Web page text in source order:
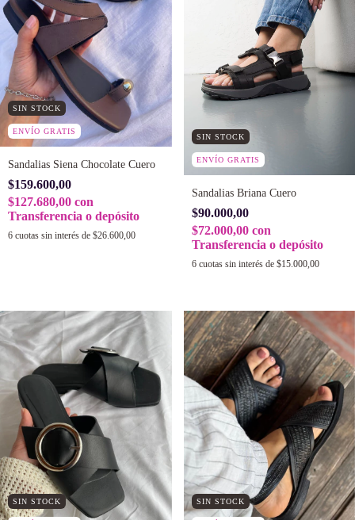
SIN STOCK
ENVÍO GRATIS
Sandalias Siena Chocolate Cuero
$159.600,00
$127.680,00 con
Transferencia o depósito
6 cuotas sin interés de $26.600,00
SIN STOCK
ENVÍO GRATIS
Sandalias Briana Cuero
$90.000,00
$72.000,00 con
Transferencia o depósito
6 cuotas sin interés de $15.000,00
SIN STOCK SIN STOCK